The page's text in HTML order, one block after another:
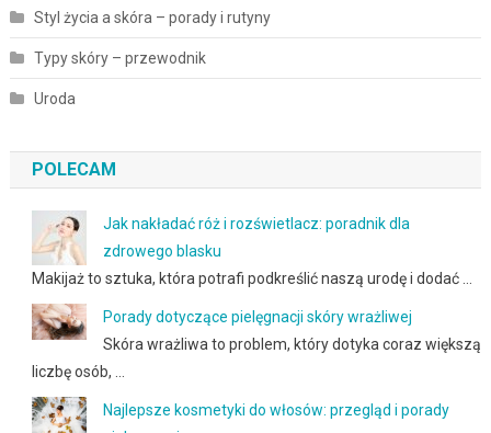
Styl życia a skóra – porady i rutyny
Typy skóry – przewodnik
Uroda
POLECAM
Jak nakładać róż i rozświetlacz: poradnik dla
zdrowego blasku
Makijaż to sztuka, która potrafi podkreślić naszą urodę i dodać …
Porady dotyczące pielęgnacji skóry wrażliwej
Skóra wrażliwa to problem, który dotyka coraz większą
liczbę osób, …
Najlepsze kosmetyki do włosów: przegląd i porady